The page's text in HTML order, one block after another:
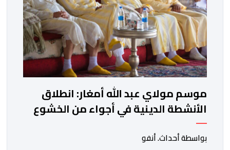
موسم مولاي عبد الله أمغار: انطلاق
الأنشطة الدينية في أجواء من الخشوع
الروحي
بواسطة أحداث. أنفو